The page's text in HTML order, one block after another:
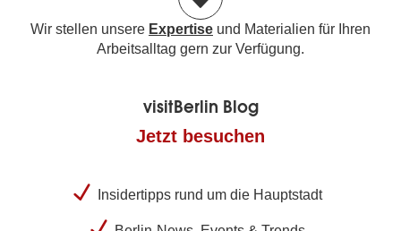
Wir stellen unsere Expertise und Materialien für Ihren
Arbeitsalltag gern zur Verfügung.
visitBerlin Blog
Jetzt besuchen
Insidertipps rund um die Hauptstadt